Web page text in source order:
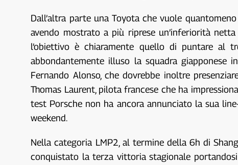
Dall’altra parte una Toyota che vuole
avendo mostrato a più riprese un’inferiorità
l’obiettivo è chiaramente quello di puntare al
abbondantemente illuso la squadra giapponese
Fernando Alonso, che dovrebbe inoltre
Thomas Laurent, pilota francese che ha
test Porsche non ha ancora annunciato la sua
weekend.
Nella categoria LMP2, al termine della 6h di
conquistato la terza vittoria stagionale